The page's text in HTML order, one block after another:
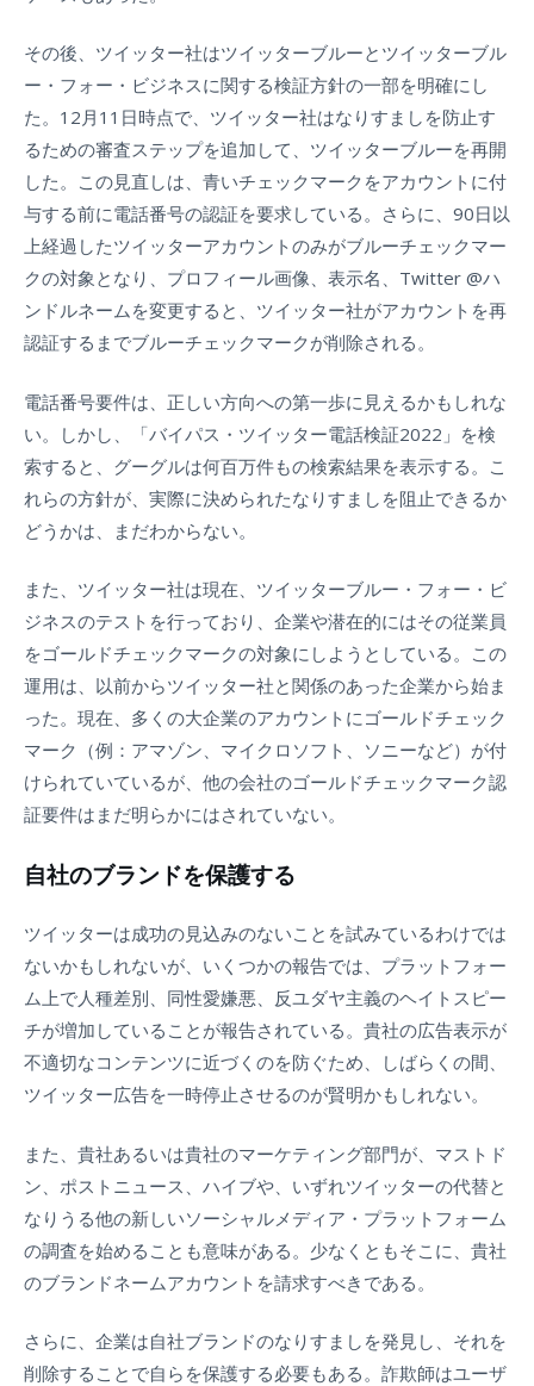
その後、ツイッター社はツイッターブルーとツイッターブル
ー・フォー・ビジネスに関する検証方針の一部を明確にし
た。12月11日時点で、ツイッター社はなりすましを防止す
るための審査ステップを追加して、ツイッターブルーを再開
した。この見直しは、青いチェックマークをアカウントに付
与する前に電話番号の認証を要求している。さらに、90日以
上経過したツイッターアカウントのみがブルーチェックマー
クの対象となり、プロフィール画像、表示名、Twitter @ハ
ンドルネームを変更すると、ツイッター社がアカウントを再
認証するまでブルーチェックマークが削除される。
電話番号要件は、正しい方向への第一歩に見えるかもしれな
い。しかし、「バイパス・ツイッター電話検証2022」を検
索すると、グーグルは何百万件もの検索結果を表示する。こ
れらの方針が、実際に決められたなりすましを阻止できるか
どうかは、まだわからない。
また、ツイッター社は現在、ツイッターブルー・フォー・ビ
ジネスのテストを行っており、企業や潜在的にはその従業員
をゴールドチェックマークの対象にしようとしている。この
運用は、以前からツイッター社と関係のあった企業から始ま
った。現在、多くの大企業のアカウントにゴールドチェック
マーク（例：アマゾン、マイクロソフト、ソニーなど）が付
けられていているが、他の会社のゴールドチェックマーク認
証要件はまだ明らかにはされていない。
自社のブランドを保護する
ツイッターは成功の見込みのないことを試みているわけでは
ないかもしれないが、いくつかの報告では、プラットフォー
ム上で人種差別、同性愛嫌悪、反ユダヤ主義のヘイトスピー
チが増加していることが報告されている。貴社の広告表示が
不適切なコンテンツに近づくのを防ぐため、しばらくの間、
ツイッター広告を一時停止させるのが賢明かもしれない。
また、貴社あるいは貴社のマーケティング部門が、マストド
ン、ポストニュース、ハイブや、いずれツイッターの代替と
なりうる他の新しいソーシャルメディア・プラットフォーム
の調査を始めることも意味がある。少なくともそこに、貴社
のブランドネームアカウントを請求すべきである。
さらに、企業は自社ブランドのなりすましを発見し、それを
削除することで自らを保護する必要もある。詐欺師はユーザ